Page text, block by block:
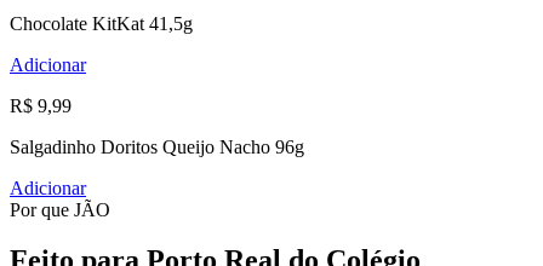
Chocolate KitKat 41,5g
Adicionar
R$ 9,99
Salgadinho Doritos Queijo Nacho 96g
Adicionar
Por que JÃO